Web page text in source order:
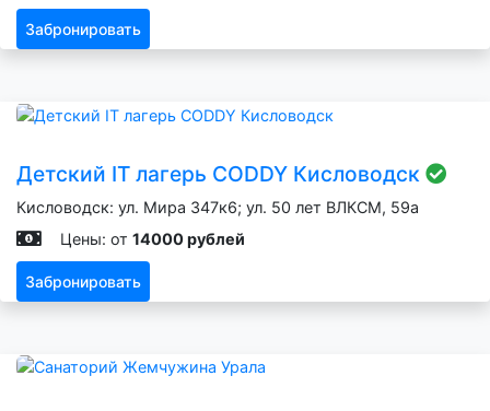
Забронировать
Детский IT лагерь CODDY Кисловодск
Кисловодск: ул. Мира 347к6; ул. 50 лет ВЛКСМ, 59а
Цены: от 14000 рублей
Забронировать